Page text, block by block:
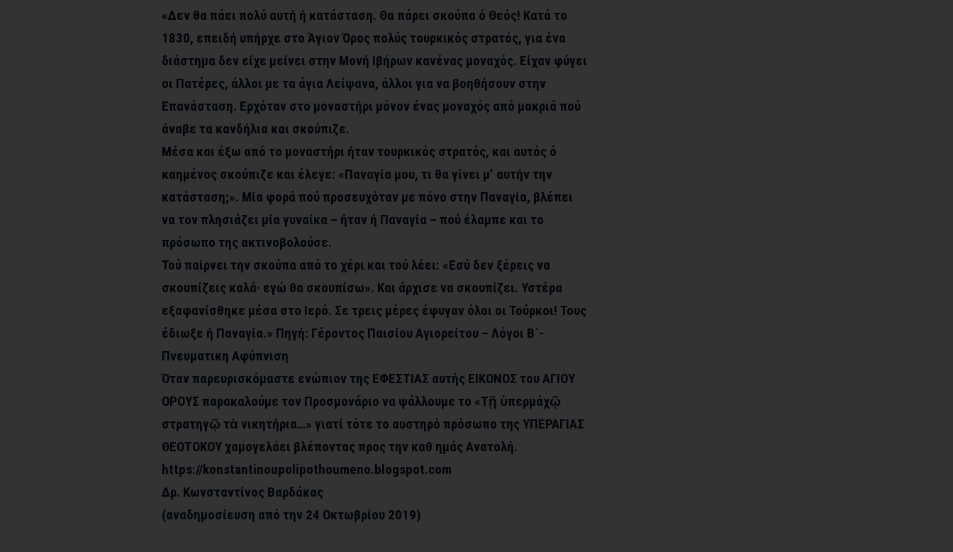
«Δεν θα πάει πολύ αυτή ή κατάσταση. Θα πάρει σκούπα ό Θεός! Κατά το
1830, επειδή υπήρχε στο Άγιον Όρος πολύς τουρκικός στρατός, για ένα
διάστημα δεν είχε μείνει στην Μονή Ιβήρων κανένας μοναχός. Είχαν φύγει
οι Πατέρες, άλλοι με τα άγια Λείψανα, άλλοι για να βοηθήσουν στην
Επανάσταση. Ερχόταν στο μοναστήρι μόνον ένας μοναχός από μακριά πού
άναβε τα κανδήλια και σκούπιζε.
Μέσα και έξω από το μοναστήρι ήταν τουρκικός στρατός, και αυτός ό
καημένος σκούπιζε και έλεγε: «Παναγία μου, τι θα γίνει μ’ αυτήν την
κατάσταση;». Μία φορά πού προσευχόταν με πόνο στην Παναγία, βλέπει
να τον πλησιάζει μία γυναίκα – ήταν ή Παναγία – πού έλαμπε και το
πρόσωπο της ακτινοβολούσε.
Τού παίρνει την σκούπα από το χέρι και τού λέει: «Εσύ δεν ξέρεις να
σκουπίζεις καλά· εγώ θα σκουπίσω». Και άρχισε να σκουπίζει. Υστέρα
εξαφανίσθηκε μέσα στο Ιερό. Σε τρεις μέρες έφυγαν όλοι οι Τούρκοι! Τους
έδιωξε ή Παναγία.» Πηγή: Γέροντος Παισίου Αγιορείτου – Λόγοι Β΄-
Πνευματικη Αφύπνιση
Όταν παρευρισκόμαστε ενώπιον της ΕΦΕΣΤΙΑΣ αυτής ΕΙΚΟΝΟΣ του ΑΓΙΟΥ
ΟΡΟΥΣ παρακαλούμε τον Προσμονάριο να ψάλλουμε το «Τῇ ὑπερμάχῷ
στρατηγῷ τὰ νικητήρια…» γιατί τότε το αυστηρό πρόσωπο της ΥΠΕΡΑΓΙΑΣ
ΘΕΟΤΟΚΟΥ χαμογελάει βλέποντας προς την καθ ημάς Ανατολή.
https://konstantinoupolipothoumeno.blogspot.com
Δρ. Κωνσταντίνος Βαρδάκας
(αναδημοσίευση από την 24 Οκτωβρίου 2019)